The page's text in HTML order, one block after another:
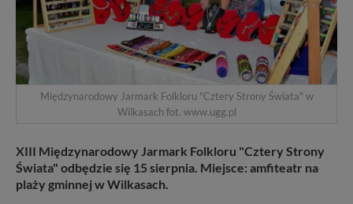
Międzynarodowy Jarmark Folkloru "Cztery Strony Świata" w
Wilkasach fot. www.ugg.pl
XIII Międzynarodowy Jarmark Folkloru "Cztery Strony
Świata" odbędzie się 15 sierpnia. Miejsce: amfiteatr na
plaży gminnej w Wilkasach.